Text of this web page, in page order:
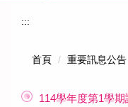
:::
首頁 重要訊息公告
114學年度第1學